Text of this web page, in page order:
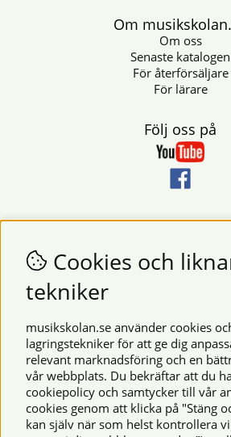
Om
Om oss
Senaste katalogen
För återförsäljare
För lärare
Följ oss på
Nyhetsbrev
Vill du få nyheter och erbjudanden
postadress i fältet
Säkra
Cookies och
tekniker
musikskolan.se använder cookies
lagringstekniker för att ge dig
relevant marknadsföring och en
vår webbplats. Du bekräftar att du
cookiepolicy och samtycker till vår
cookies genom att klicka på "Stäng
kan själv när som helst kontrollera